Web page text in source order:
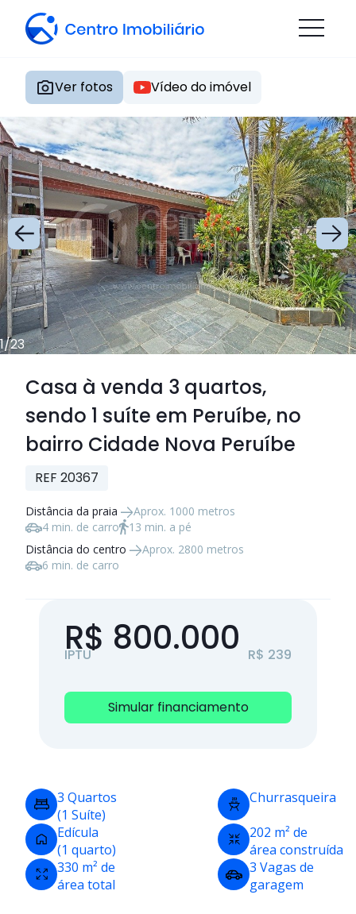
Ver fotos Vídeo do imóvel
1/23
Casa à venda 3 quartos,
sendo 1 suíte em Peruíbe, no
bairro Cidade Nova Peruíbe
REF 20367
Distância da praia
Aprox. 1000 metros
4 min. de carro
13 min. a pé
Distância do centro
Aprox. 2800 metros
6 min. de carro
R$ 800.000
IPTU R$ 239
Simular financiamento
3 Quartos
(1 Suíte)
Churrasqueira
Edícula
(1 quarto)
202 m² de
área construída
330 m² de
área total
3 Vagas de
garagem